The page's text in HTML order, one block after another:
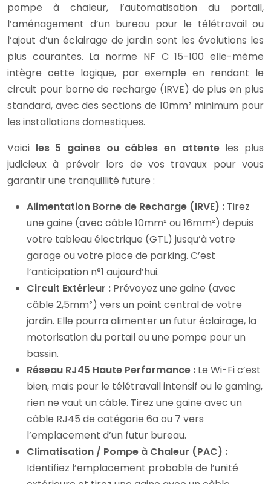
pompe à chaleur, l’automatisation du portail,
l’aménagement d’un bureau pour le télétravail ou
l’ajout d’un éclairage de jardin sont les évolutions les
plus courantes. La norme NF C 15-100 elle-même
intègre cette logique, par exemple en rendant le
circuit pour borne de recharge (IRVE) de plus en plus
standard, avec des sections de 10mm² minimum pour
les installations domestiques.
Voici les 5 gaines ou câbles en attenteles plus
judicieux à prévoir lors de vos travaux pour vous
garantir une tranquillité future :
Alimentation Borne de Recharge (IRVE) : Tirez
une gaine (avec câble 10mm² ou 16mm²) depuis
votre tableau électrique (GTL) jusqu’à votre
garage ou votre place de parking. C’est
l’anticipation n°1 aujourd’hui.
Circuit Extérieur : Prévoyez une gaine (avec
câble 2,5mm²) vers un point central de votre
jardin. Elle pourra alimenter un futur éclairage, la
motorisation du portail ou une pompe pour un
bassin.
Réseau RJ45 Haute Performance : Le Wi-Fi c’est
bien, mais pour le télétravail intensif ou le gaming,
rien ne vaut un câble. Tirez une gaine avec un
câble RJ45 de catégorie 6a ou 7 vers
l’emplacement d’un futur bureau.
Climatisation / Pompe à Chaleur (PAC) :
Identifiez l’emplacement probable de l’unité